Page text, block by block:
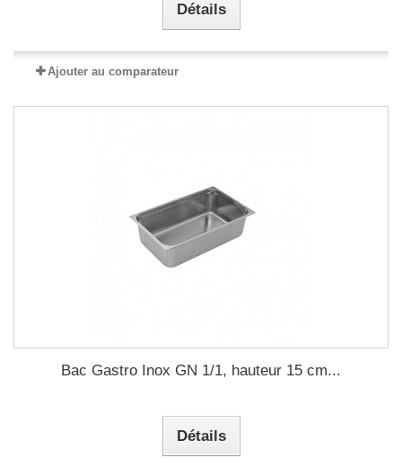
Détails
Ajouter au comparateur
Bac Gastro Inox GN 1/1, hauteur 15 cm...
Détails